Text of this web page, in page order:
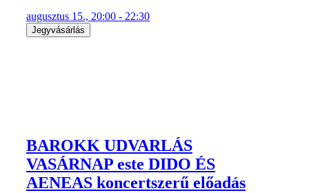
augusztus 15., 20:00 - 22:30
Jegyvásárlás
BAROKK UDVARLÁS
VASÁRNAP este DIDO ÉS
AENEAS koncertszerű előadás